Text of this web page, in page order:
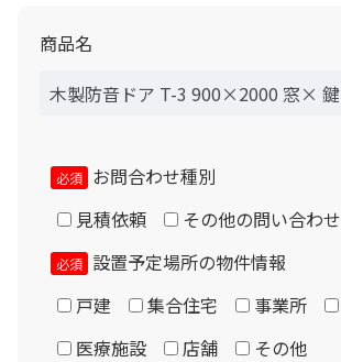
商品名
必須 お問合わせ種別
見積依頼
その他の問い合わせ
必須 設置予定場所の物件情報
戸建
集合住宅 事業所
医療施設
店舗 その他